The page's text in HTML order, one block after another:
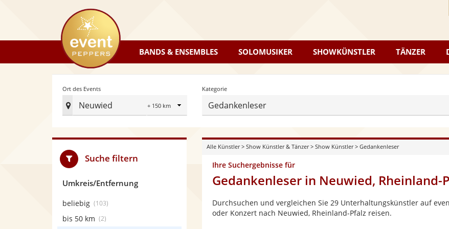
eventpeppers
BANDS & ENSEMBLES SOLOMUSIKER SHOWKÜNSTLER TÄNZER
Ort des Events
Neuwied
Radius
Ort
Events
festlegen
Kategorie
Gedankenleser
Alle Künstler> Show Künstler & Tänzer> Show Künstler> Gedankenleser
Ihre Suchergebnisse für
Gedankenleser in Neuwied, Rheinland-
Durchsuchen und vergleichen Sie 29 Unterhaltungskünstler auf
oder Konzert nach Neuwied, Rheinland-Pfalz reisen.
Suche filtern
Umkreis/Entfernung
beliebig (103)
bis 50 km (2)